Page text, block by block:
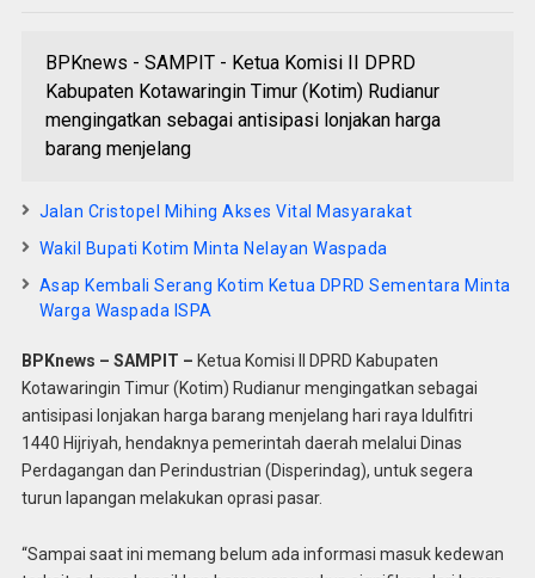
BPKnews - SAMPIT - Ketua Komisi II DPRD
Kabupaten Kotawaringin Timur (Kotim) Rudianur
mengingatkan sebagai antisipasi lonjakan harga
barang menjelang
Jalan Cristopel Mihing Akses Vital Masyarakat
Wakil Bupati Kotim Minta Nelayan Waspada
Asap Kembali Serang Kotim Ketua DPRD Sementara Minta
Warga Waspada ISPA
BPKnews – SAMPIT – Ketua Komisi II DPRD Kabupaten
Kotawaringin Timur (Kotim) Rudianur mengingatkan sebagai
antisipasi lonjakan harga barang menjelang hari raya Idulfitri
1440 Hijriyah, hendaknya pemerintah daerah melalui Dinas
Perdagangan dan Perindustrian (Disperindag), untuk segera
turun lapangan melakukan oprasi pasar.
“Sampai saat ini memang belum ada informasi masuk kedewan